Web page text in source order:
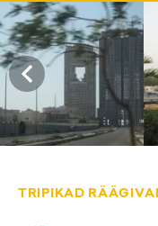
TRIPIKAD